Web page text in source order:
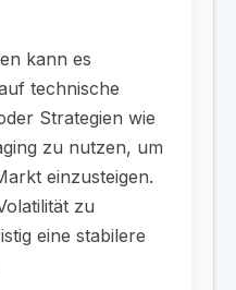
kann es
technische
Strategien wie
zu nutzen, um
einzusteigen.
zu
eine stabilere